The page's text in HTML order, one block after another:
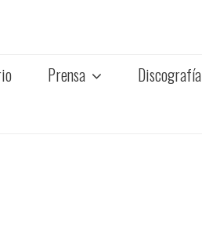
Prensa Discografía